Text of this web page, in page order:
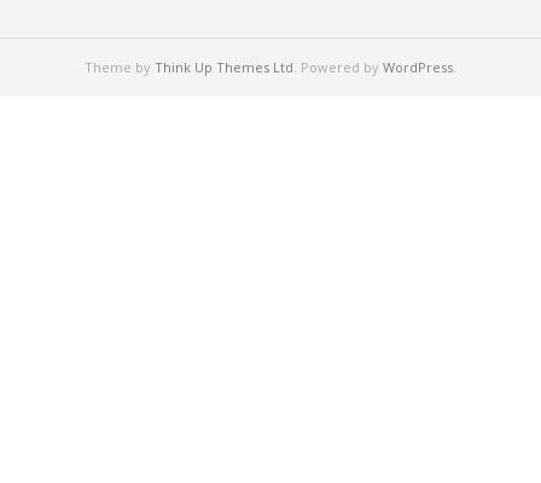
Theme by Think Up Themes Ltd. Powered by WordPress.